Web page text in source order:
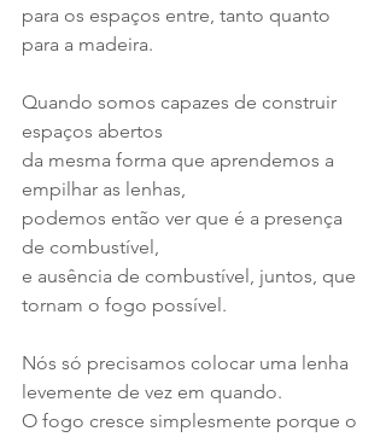
para os espaços entre, tanto quanto
para a madeira.
Quando somos capazes de construir
espaços abertos
da mesma forma que aprendemos a
empilhar as lenhas,
podemos então ver que é a presença
de combustível,
e ausência de combustível, juntos, que
tornam o fogo possível.
Nós só precisamos colocar uma lenha
levemente de vez em quando.
O fogo cresce simplesmente porque o